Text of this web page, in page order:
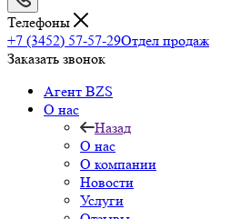
Телефоны
+7 (3452) 57-57-29Отдел продаж
Заказать звонок
Агент BZS
О нас
Назад
О нас
О компании
Новости
Услуги